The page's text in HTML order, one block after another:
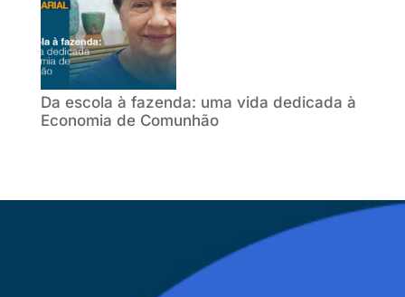
Da escola à fazenda: uma vida dedicada à
Economia de Comunhão